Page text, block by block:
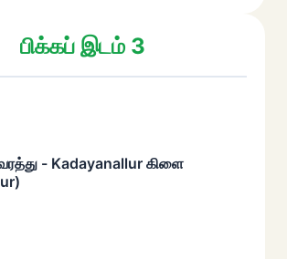
பிக்கப் இடம் 3
- Kadayanallur கிளை